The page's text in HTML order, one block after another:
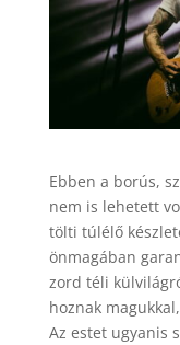
Ebben a borús,
nem is lehetett
tölti túlélő
önmagában
zord téli
hoznak
Az estet ugyanis